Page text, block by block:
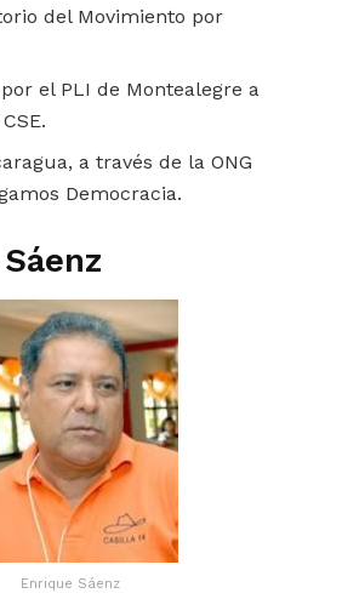
del Movimiento por
el PLI de Montealegre a
a través de la ONG
Democracia.
Enrique Sáenz